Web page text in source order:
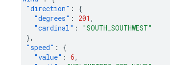
"direction" :
{
"degrees" : 201 ,
"cardinal" :
"SOUTH_SOUTHWEST"
},
"speed" :
{
"value" : 6,